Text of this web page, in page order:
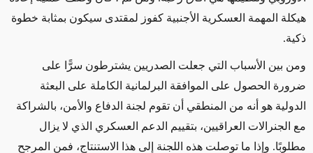
هيكلة المهمة العسكرية الأجنبية كفوز لمقتدى سيكون بمثابة خطوة
ذكية.
ومن بين الأسباب التي جعلت الصدريين يشترطون سرًّا على
ضرورة الحصول على الموافقة البرلمانية الكاملة على البعثة
الدولية هو أنه من المنطقي أن تقوم لجنة الدفاع والأمن، بالشراكة
مع الجنرالات العراقيين، بتقييم الدعم العسكري الذي لا يزال
مطلوبًا. وإذا ما توصلت هذه اللجنة إلى هذا الاستنتاج، فمن المرجح